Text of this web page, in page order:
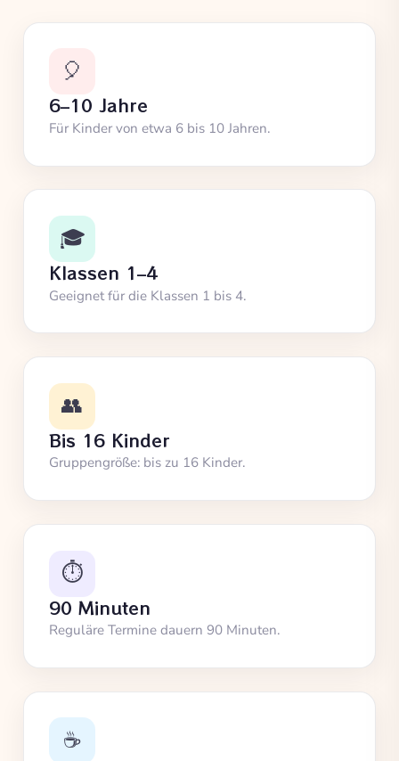
🎈
6–10 Jahre
Für Kinder von etwa 6 bis 10 Jahren.
🎓
Klassen 1–4
Geeignet für die Klassen 1 bis 4.
👥
Bis 16 Kinder
Gruppengröße: bis zu 16 Kinder.
⏱️
90 Minuten
Reguläre Termine dauern 90 Minuten.
☕